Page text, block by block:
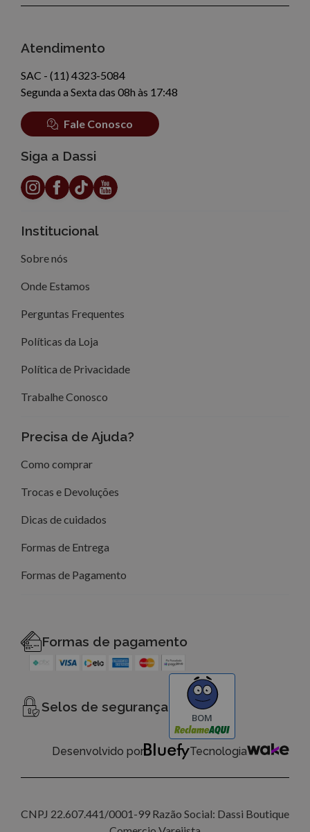
Atendimento
SAC - (11) 4323-5084
Segunda a Sexta das 08h às 17:48
Fale Conosco
Siga a Dassi
Institucional
Sobre nós
Onde Estamos
Perguntas Frequentes
Políticas da Loja
Política de Privacidade
Trabalhe Conosco
Precisa de Ajuda?
Como comprar
Trocas e Devoluções
Dicas de cuidados
Formas de Entrega
Formas de Pagamento
Formas de pagamento
Selos de segurança
BOM
Desenvolvido por Tecnologia
CNPJ 22.607.441/0001-99 Razão Social: Dassi Boutique